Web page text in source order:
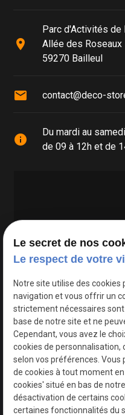
place
Parc d'Activités de
Allée des Roseaux
59270 Bailleul
mail contact@deco-
info
Du mardi au samedi
de 09 à 12h et de
Google Maps Search
Le secret de nos
Le respect de votre
Notre site utilise des
navigation et vous offrir un
strictement nécessaires
base de notre site et ne
Cependant, vous avez le
cookies de
selon vos préférences.
de cookies à tout moment
cookies' situé en bas de
désactivation de certains
certaines fonctionnalités du